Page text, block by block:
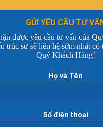
GỬI YÊU CẦU TƯ
được yêu cầu tư vấn của
trúc sư sẽ liên hệ sớm nhất có
Quý Khách Hàng!
Họ và Tên
Số điện thoại